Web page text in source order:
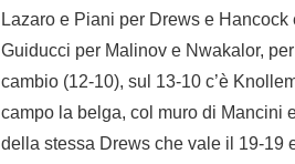
Lazaro e Piani per Drews e
Guiducci per Malinov e Nwakalor,
cambio (12-10), sul 13-10 c’è
campo la belga, col muro di Mancini
della stessa Drews che vale il 19-19